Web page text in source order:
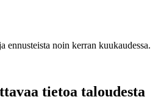
ennusteista noin kerran kuukaudessa.
tietoa taloudesta